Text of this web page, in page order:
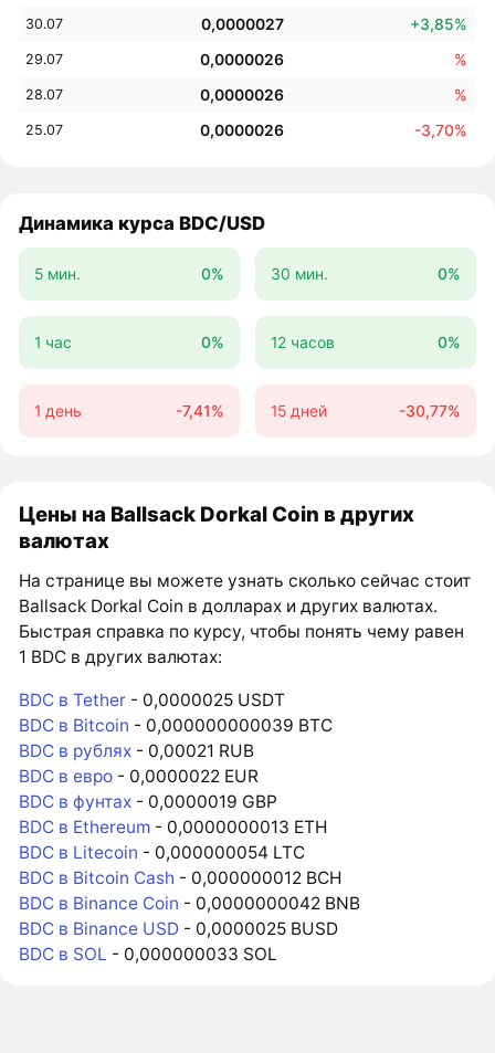
30.07 0,0000027 +3,85%
29.07 0,0000026 %
28.07 0,0000026 %
25.07 0,0000026 -3,70%
Динамика курса BDC/USD
5 мин. 0% 30 мин. 0%
1 час 0% 12 часов 0%
1 день -7,41% 15 дней -30,77%
Цены на Ballsack Dorkal Coin в других
валютах
На странице вы можете узнать сколько сейчас стоит
Ballsack Dorkal Coin в долларах и других валютах.
Быстрая справка по курсу, чтобы понять чему равен
1 BDC в других валютах:
BDC в Tether - 0,0000025 USDT
BDC в Bitcoin - 0,000000000039 BTC
BDC в рублях - 0,00021 RUB
BDC в евро - 0,0000022 EUR
BDC в фунтах - 0,0000019 GBP
BDC в Ethereum - 0,0000000013 ETH
BDC в Litecoin - 0,000000054 LTC
BDC в Bitcoin Cash - 0,000000012 BCH
BDC в Binance Coin - 0,0000000042 BNB
BDC в Binance USD - 0,0000025 BUSD
BDC в SOL - 0,000000033 SOL